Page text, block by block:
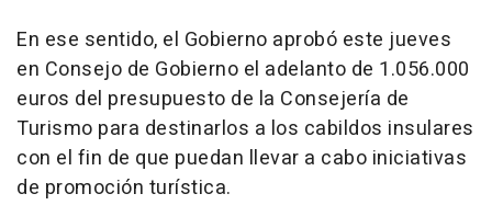
En ese sentido, el Gobierno aprobó este jueves
en Consejo de Gobierno el adelanto de 1.056.000
euros del presupuesto de la Consejería de
Turismo para destinarlos a los cabildos insulares
con el fin de que puedan llevar a cabo iniciativas
de promoción turística.